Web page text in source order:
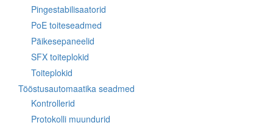
Pingestabilisaatorid
PoE toiteseadmed
Päikesepaneelid
SFX toiteplokid
Toiteplokid
Tööstusautomaatika seadmed
Kontrollerid
Protokolli muundurid